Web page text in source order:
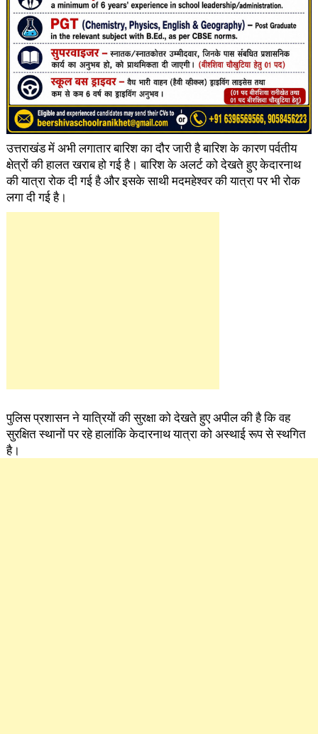
उत्तराखंड में अभी लगातार बारिश का दौर जारी है बारिश के कारण पर्वतीय
क्षेत्रों की हालत खराब हो गई है। बारिश के अलर्ट को देखते हुए केदारनाथ
की यात्रा रोक दी गई है और इसके साथी मदमहेश्वर की यात्रा पर भी रोक
लगा दी गई है।
पुलिस प्रशासन ने यात्रियों की सुरक्षा को देखते हुए अपील की है कि वह
सुरक्षित स्थानों पर रहे हालांकि केदारनाथ यात्रा को अस्थाई रूप से स्थगित
है।